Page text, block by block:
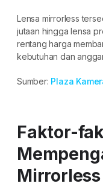
Lensa mirrorless
jutaan hingga lensa
rentang harga
kebutuhan dan
Sumber: Plaza
Faktor-
Mirrorless